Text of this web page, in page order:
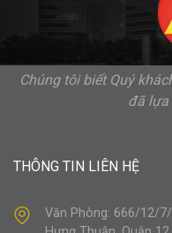
Chúng tôi biết Quý
đã lựa
THÔNG TIN LIÊN HỆ
Văn Phòng: 666/12/